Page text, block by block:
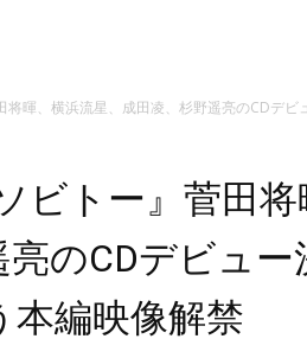
暉、横浜流星、成田凌、杉野遥亮のCDデ
ビトー』菅田将
のCDデビュー
本編映像解禁